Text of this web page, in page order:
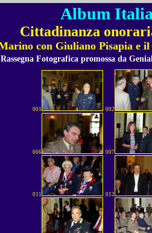
Album
Cittadinanza
con Giuliano Pisapia e
Rassegna Fotografica promossa da
001 002
006 007
011 012